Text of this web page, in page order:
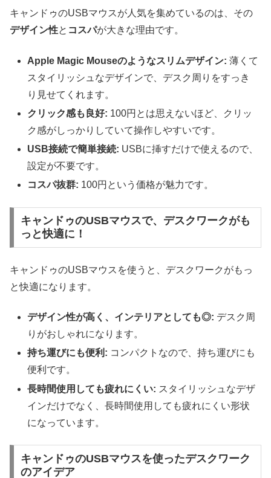
キャンドゥのUSBマウスが人気を集めているのは、その
デザイン性と コスパが大きな理由です。
Apple Magic Mouseのようなスリムデザイン: 薄くて
スタイリッシュなデザインで、デスク周りをすっき
り見せてくれます。
クリック感も良好: 100円とは思えないほど、クリッ
ク感がしっかりしていて操作しやすいです。
USB接続で簡単接続: USBに挿すだけで使えるので、
設定が不要です。
コスパ抜群: 100円という価格が魅力です。
キャンドゥのUSBマウスで、デスクワークがも
っと快適に！
キャンドゥのUSBマウスを使うと、デスクワークがもっ
と快適になります。
デザイン性が高く、インテリアとしても◎: デスク周
りがおしゃれになります。
持ち運びにも便利: コンパクトなので、持ち運びにも
便利です。
長時間使用しても疲れにくい: スタイリッシュなデザ
インだけでなく、長時間使用しても疲れにくい形状
になっています。
キャンドゥのUSBマウスを使ったデスクワーク
のアイデア